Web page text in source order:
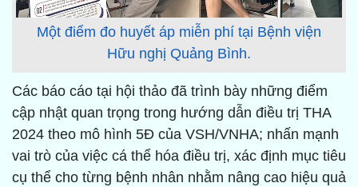
Một điểm đo huyết áp miễn phí tại Bệnh viện
Hữu nghị Quảng Bình.
Các báo cáo tại hội thảo đã trình bày những điểm
cập nhật quan trọng trong hướng dẫn điều trị THA
2024 theo mô hình 5Đ của VSH/VNHA; nhấn mạnh
vai trò của việc cá thể hóa điều trị, xác định mục tiêu
cụ thể cho từng bệnh nhân nhằm nâng cao hiệu quả